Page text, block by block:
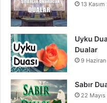
13
Uyku
Dualar
9
Sabır
22